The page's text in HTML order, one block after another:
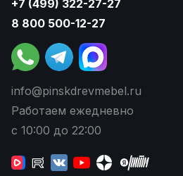
+7 (499) 322-27-27
8 800 500-12-27
info@pinskdrevmebel.ru
Работаем ежедневно
с 10:00 до 22:00